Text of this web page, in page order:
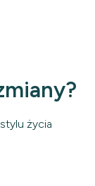
życia